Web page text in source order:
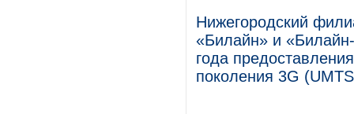
Нижегородский
«Билайн» и «Билайн-
года
поколения 3G